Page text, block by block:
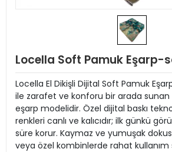
Locella Soft Pamuk Eşarp-
Locella El Dikişli Dijital Soft Pamuk
ile zarafet ve konforu bir arada
eşarp modelidir. Özel dijital baskı
renkleri canlı ve kalıcıdır; ilk günkü
süre korur. Kaymaz ve yumuşak
veya özel kombinlerde rahat kullanım